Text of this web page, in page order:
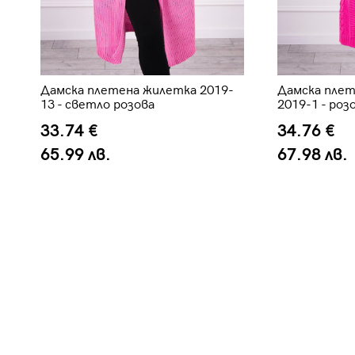
Дамска плетена жилетка 2019-
13 - светло розова
33.74 €
65.99 лв.
Дамска
2019-1 -
34.76 €
67.98 лв.